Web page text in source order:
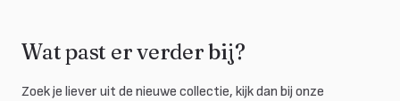
Wat past er verder bij?
Zoek je liever uit de nieuwe collectie, kijk dan bij onze